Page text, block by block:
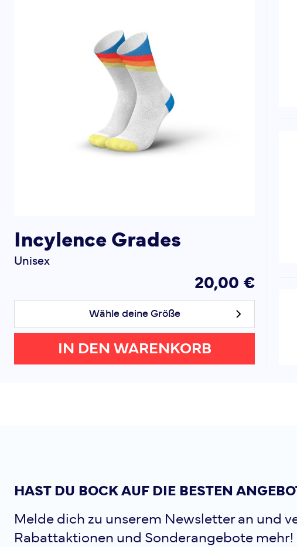
Incylence Grades
Unisex
20,00 €
Wähle deine Größe
IN DEN WARENKORB
HAST DU BOCK AUF DIE BESTEN
Melde dich zu unserem Newsletter an und
Rabattaktionen und Sonderangebote mehr!